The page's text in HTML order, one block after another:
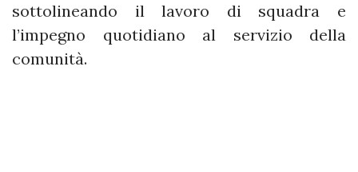
sottolineando il lavoro di squadra e
l’impegno quotidiano al servizio della
comunità.